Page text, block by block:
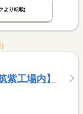
より転載)
紫工場内】